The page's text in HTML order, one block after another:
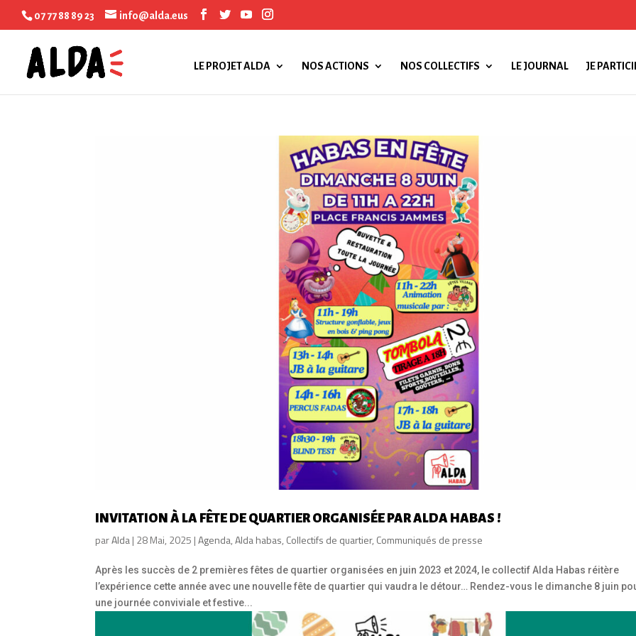
07 77 88 89 23 info@alda.eus
LE PROJET ALDA NOS ACTIONS NOS COLLECTIFS LE JOURNAL JE
INVITATION À LA FÊTE DE QUARTIER ORGANISÉE PAR ALDA HABAS !
parAlda| 28 Mai, 2025 |Agenda,Alda habas, Collectifs de quartier, Communiqués de presse
Après les succès de 2 premières fêtes de quartier organisées en juin 2023 et 2024, le collectif Alda Habas réitère
l’expérience cette année avec une nouvelle fête de quartier qui vaudra le détour… Rendez-vous le dimanche 8 juin
une journée conviviale et festive...